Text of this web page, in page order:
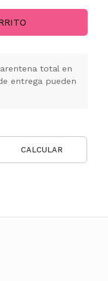
total en
entrega pueden
CALCULAR